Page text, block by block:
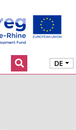
DE